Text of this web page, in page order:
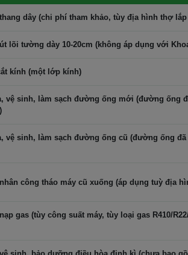
công suất lớn để nhiệt độ phòng nhanh
40s, nhờ đó giúp người dùng tận hưởng
thời gian đầu mở điều hoà, giúp làm mát
gió lên xuống tự động giúp khí lưu thông
ra khắp phòng.
độ Follow Me:
Comfee tự cảm nhận nhiệt độ môi trường
chỉnh nhiệt độ phù hợp với môi trường xung
dây (chi phí tham khảo, tùy địa hình thợ
lõi tường dày 10-20cm (không áp dụng với
kính (một lớp kính)
vệ sinh, làm sạch đường ống mới (đường ống
vệ sinh, làm sạch đường ống cũ (đường ống
công tháo máy cũ xuống (áp dụng tuỳ địa
gas (tùy công suất máy, tùy loại gas R410/